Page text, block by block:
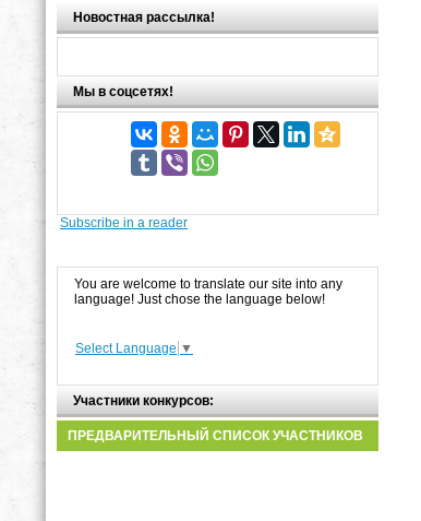
Новостная рассылка!
Мы в соцсетях!
Subscribe in a reader
You are welcome to translate our site into any
language! Just chose the language below!
Select Language ▼
Участники конкурсов:
ПРЕДВАРИТЕЛЬНЫЙ СПИСОК УЧАСТНИКОВ